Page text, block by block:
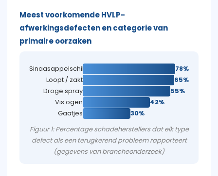
Meest voorkomende HVLP-
afwerkingsdefecten en categorie van
primaire oorzaken
Sinaasappelschil
78%
Loopt / zakt
65%
Droge spray
55%
Vis ogen
42%
Gaatjes
30%
Figuur 1: Percentage schadeherstellers dat elk type
defect als een terugkerend probleem rapporteert
(gegevens van brancheonderzoek)